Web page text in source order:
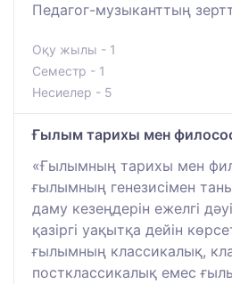
Педагог-музыканттың
Оқу жылы - 1
Семестр - 1
Несиелер - 5
Ғылым тарихы мен
«Ғылымның тарихы мен
ғылымның генезисімен
даму кезеңдерін ежелгі
қазіргі уақытқа дейін
ғылымның классикалық,
постклассикалық емес